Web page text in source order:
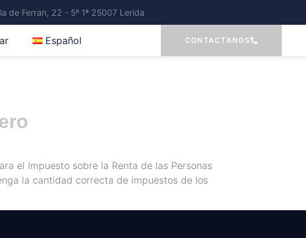
de Ferran, 22 - 5º 1ª 25007 Lerida
Español CONTACTANOS
el Impuesto sobre la Renta de las Personas
la cantidad correcta de impuestos de los